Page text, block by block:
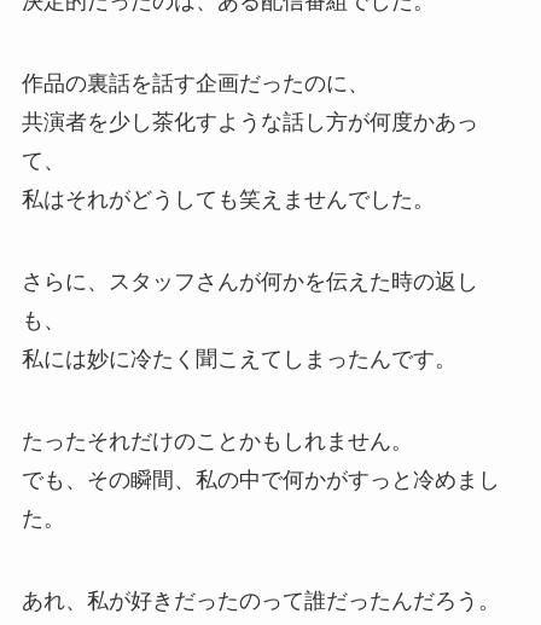
作品の裏話を話す企画だったのに、
共演者を少し茶化すような話し方が何度かあっ
て、
私はそれがどうしても笑えませんでした。
さらに、スタッフさんが何かを伝えた時の返し
も、
私には妙に冷たく聞こえてしまったんです。
たったそれだけのことかもしれません。
でも、その瞬間、私の中で何かがすっと冷めまし
た。
あれ、私が好きだったのって誰だったんだろう。